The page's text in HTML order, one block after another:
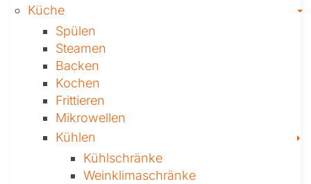
Küche
Spülen
Steamen
Backen
Kochen
Frittieren
Mikrowellen
Kühlen
Kühl­schränke
Weinklima­schränke